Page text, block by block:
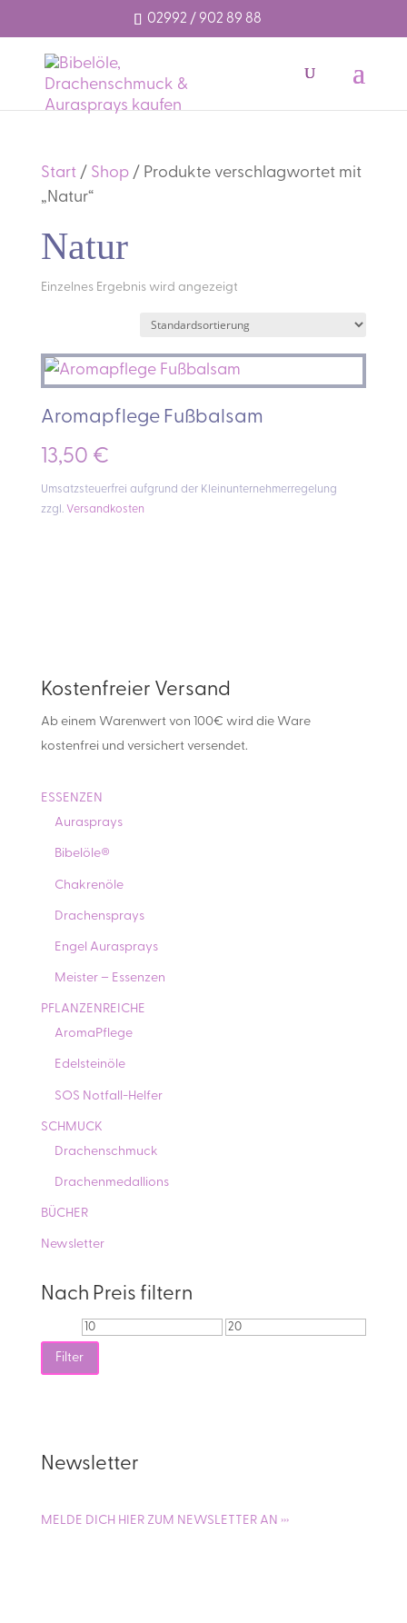
02992 / 902 89 88
Start/ Shop/ Produkte verschlagwortet mit
„Natur“
Natur
Einzelnes Ergebnis wird angezeigt
Aromapflege Fußbalsam
13,50 €
Umsatzsteuerfrei aufgrund der Kleinunternehmerregelung
zzgl. Versandkosten
Kostenfreier Versand
Ab einem Warenwert von 100€ wird die Ware
kostenfrei und versichert versendet.
ESSENZEN
Aurasprays
Bibelöle®
Chakrenöle
Drachensprays
Engel Aurasprays
Meister – Essenzen
PFLANZENREICHE
AromaPflege
Edelsteinöle
SOS Notfall-Helfer
SCHMUCK
Drachenschmuck
Drachenmedallions
BÜCHER
Newsletter
Nach Preis filtern
Min.
Preis
Max.
Filter
Newsletter
MELDE DICH HIER ZUM NEWSLETTER AN ›››